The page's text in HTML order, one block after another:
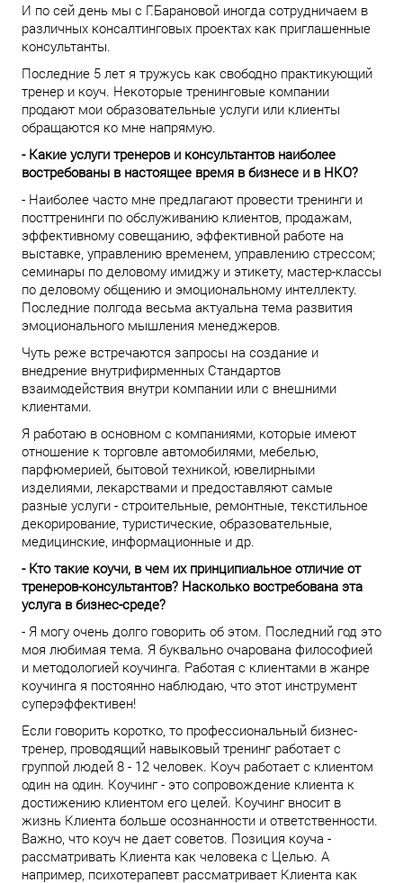
И по сей день мы с Г.Барановой иногда сотрудничаем в
различных консалтинговых проектах как приглашенные
консультанты.
Последние 5 лет я тружусь как свободно практикующий
тренер и коуч. Некоторые тренинговые компании
продают мои образовательные услуги или клиенты
обращаются ко мне напрямую.
- Какие услуги тренеров и консультантов наиболее
востребованы в настоящее время в бизнесе и в НКО?
- Наиболее часто мне предлагают провести тренинги и
посттренинги по обслуживанию клиентов, продажам,
эффективному совещанию, эффективной работе на
выставке, управлению временем, управлению стрессом;
семинары по деловому имиджу и этикету, мастер-классы
по деловому общению и эмоциональному интеллекту.
Последние полгода весьма актуальна тема развития
эмоционального мышления менеджеров.
Чуть реже встречаются запросы на создание и
внедрение внутрифирменных Стандартов
взаимодействия внутри компании или с внешними
клиентами.
Я работаю в основном с компаниями, которые имеют
отношение к торговле автомобилями, мебелью,
парфюмерией, бытовой техникой, ювелирными
изделиями, лекарствами и предоставляют самые
разные услуги - строительные, ремонтные, текстильное
декорирование, туристические, образовательные,
медицинские, информационные и др.
- Кто такие коучи, в чем их принципиальное отличие от
тренеров-консультантов? Насколько востребована эта
услуга в бизнес-среде?
- Я могу очень долго говорить об этом. Последний год это
моя любимая тема. Я буквально очарована философией
и методологией коучинга. Работая с клиентами в жанре
коучинга я постоянно наблюдаю, что этот инструмент
суперэффективен!
Если говорить коротко, то профессиональный бизнес-
тренер, проводящий навыковый тренинг работает с
группой людей 8 - 12 человек. Коуч работает с клиентом
один на один. Коучинг - это сопровождение клиента к
достижению клиентом его целей. Коучинг вносит в
жизнь Клиента больше осознанности и ответственности.
Важно, что коуч не дает советов. Позиция коуча -
рассматривать Клиента как человека с Целью. А
например, психотерапевт рассматривает Клиента как